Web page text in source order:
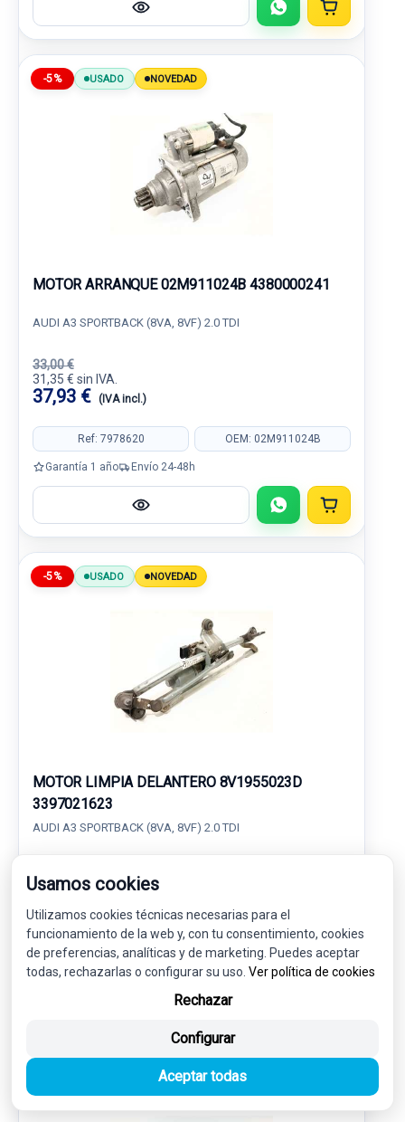
-5% USADO NOVEDAD
MOTOR ARRANQUE 02M911024B 4380000241
AUDI A3 SPORTBACK (8VA, 8VF) 2.0 TDI
33,00 €
31,35 € sin IVA.
37,93 € (IVA incl.)
Ref: 7978620 OEM: 02M911024B
Garantía 1 año Envío 24-48h
-5% USADO NOVEDAD
MOTOR LIMPIA DELANTERO 8V1955023D
3397021623
AUDI A3 SPORTBACK (8VA, 8VF) 2.0 TDI
38,00 € sin IVA.
OEM: 8V1955023D
Garantía 1 año Envío 24-48h
NOVEDAD
Usamos cookies
Utilizamos cookies técnicas necesarias para el
funcionamiento de la web y, con tu consentimiento, cookies
de preferencias, analíticas y de marketing. Puedes aceptar
todas, rechazarlas o configurar su uso. Ver política de cookies
Rechazar
Configurar
Aceptar todas